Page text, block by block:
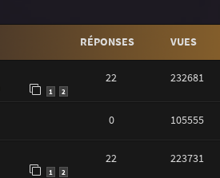
RÉPONSES VUES
1 2
22 232681
0 105555
1 2
22 223731